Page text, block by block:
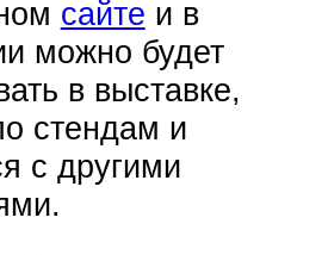
сайте и в
можно будет
в выставке,
стендам и
с другими